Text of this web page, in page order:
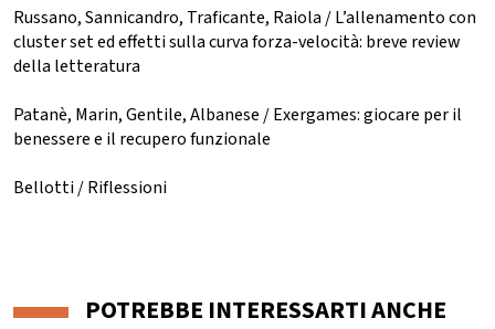
Russano, Sannicandro, Traficante, Raiola / L’allenamento con
cluster set ed effetti sulla curva forza-velocità: breve review
della letteratura
Patanè, Marin, Gentile, Albanese / Exergames: giocare per il
benessere e il recupero funzionale
Bellotti / Riflessioni
POTREBBE INTERESSARTI ANCHE